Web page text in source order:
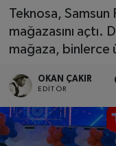
Teknosa, Samsun
mağazasını
mağaza, binlerce
OKAN ÇAKIR
EDITÖR
SAĞLIK
TEKNOLOJİ
SPOR
Tüm
Son Dakika
Haber Arşivi